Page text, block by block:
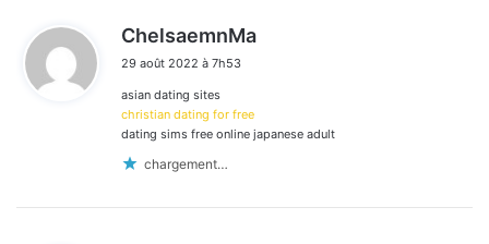
ChelsaemnMa
29 août 2022 à 7h53
asian dating sites
christian dating for free
dating sims free online japanese adult
chargement…